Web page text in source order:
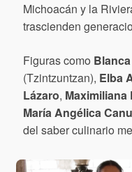
Michoacán y la
trascienden
Figuras como
(Tzintzuntzan), Elba
Lázaro, Maximiliana
María Angélica
del saber culinario